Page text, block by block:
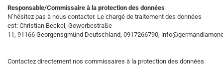
Responsable/Commissaire à la protection des données
N’hésitez pas à nous contacter. Le chargé de traitement des données
est: Christian Beckel, Gewerbestraße
11, 91166 Georgensgmünd Deutschland, 0917266790,
Contactez directement nos commissaires à la protection des données